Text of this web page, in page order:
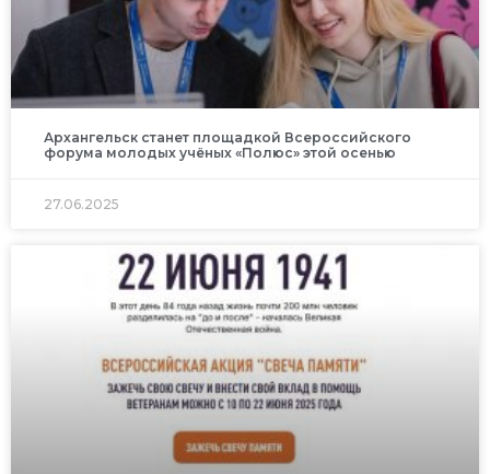
Архангельск станет площадкой Всероссийского
форума молодых учёных «Полюс» этой осенью
27.06.2025